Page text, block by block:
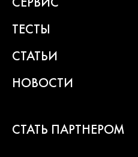
продвинутых. Продуманная
Современный дизайн и
ТЕСТЫ
СТАТЬИ
НОВОСТИ
СТАТЬ ПАРТНЕРОМ